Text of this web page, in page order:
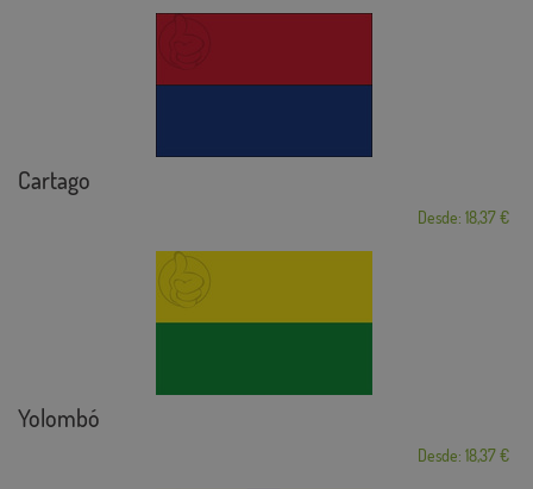
Cartago
Desde: 18,37 €
Yolombó
Desde: 18,37 €